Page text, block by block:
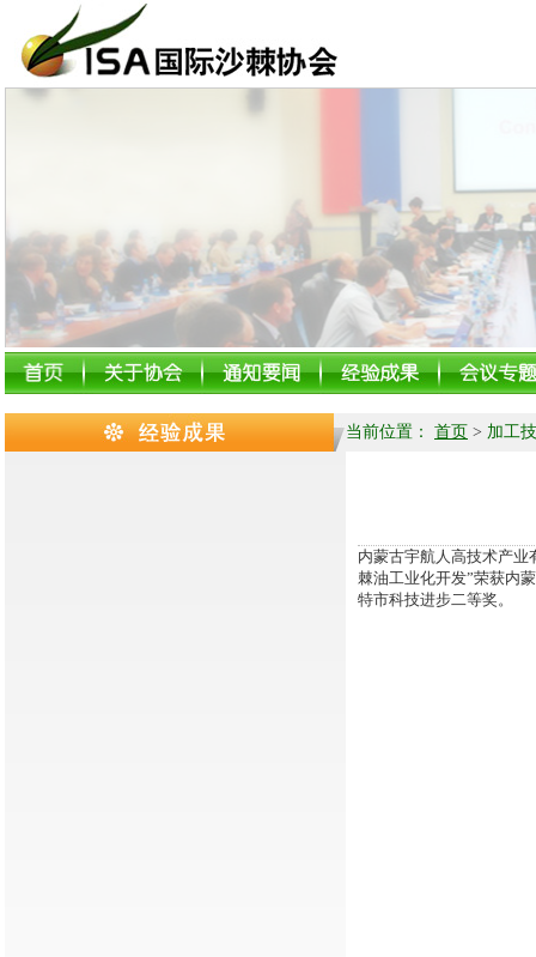
当前位置： 首页 > 加工
内蒙古宇航人高技术产业
棘油工业化开发”荣获内
特市科技进步二等奖。